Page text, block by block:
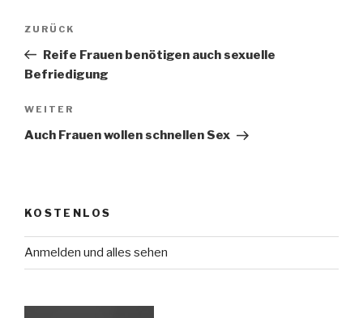
Beitragsnavigation
Vorheriger
Beitrag
ZURÜCK
Reife Frauen benötigen auch sexuelle
Befriedigung
Nächster
Beitrag
WEITER
Auch Frauen wollen schnellen Sex
KOSTENLOS
Anmelden und alles sehen